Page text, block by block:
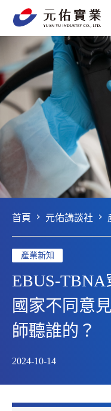
主
內
容
首頁 元佑講談社
產業新知
EBUS-TBNA
國家不同意
師聽誰的？
2024-10-14